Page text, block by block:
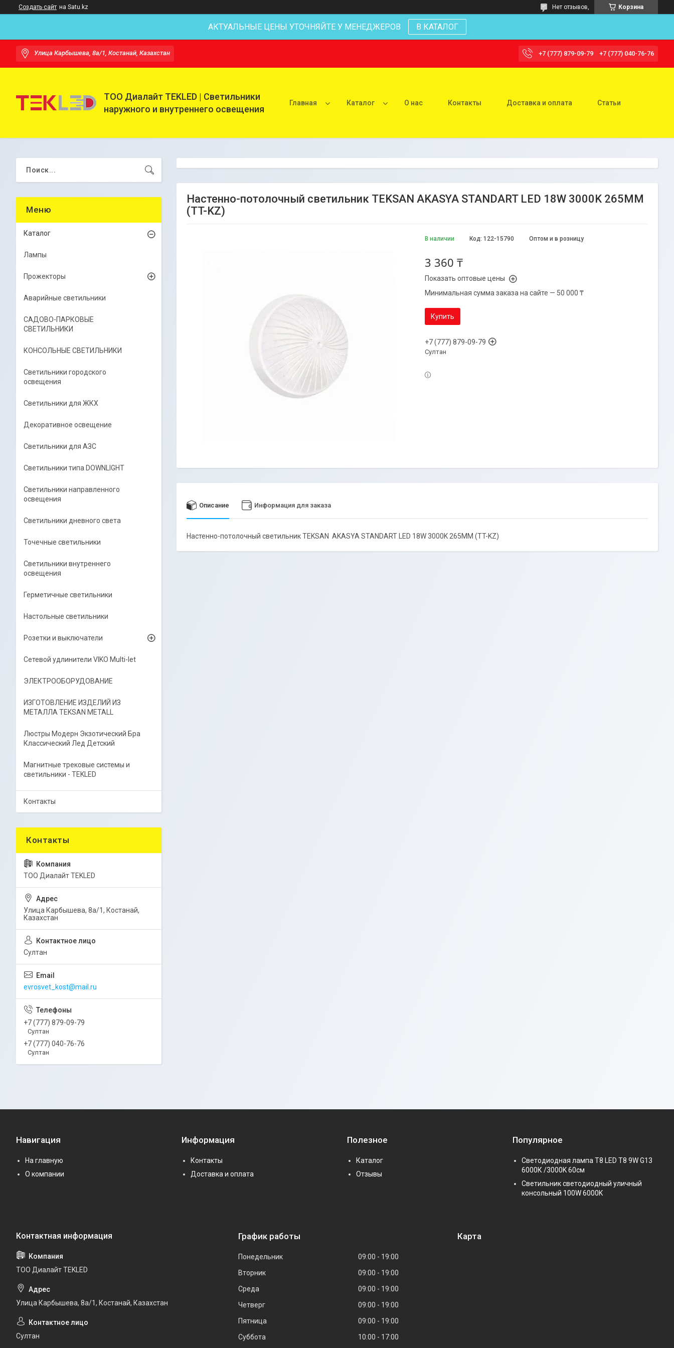
Создать сайт на Satu.kz Корзина
Нет отзывов,
АКТУАЛЬНЫЕ ЦЕНЫ УТОЧНЯЙТЕ У МЕНЕДЖЕРОВ В КАТАЛОГ
Улица Карбышева, 8а/1, Костанай, Казахстан +7 (777) 879-09-79 +7 (777) 040-76-76
ТОО Диалайт TEKLED | Светильники
наружного и внутреннего освещения
Главная Каталог О нас Контакты Доставка и оплата Статьи
Настенно-потолочный светильник TEKSAN AKASYA STANDART LED 18W 3000K 265MM
(TT-KZ)
В наличии Оптом и в розницу
Код: 122-15790
3 360 ₸
Показать оптовые цены
Минимальная сумма заказа на сайте — 50 000 ₸
Купить
+7 (777) 879-09-79
Султан
Описание Информация для заказа
Настенно-потолочный светильник TEKSAN AKASYA STANDART LED 18W 3000K 265MM (TT-KZ)
Каталог
Лампы
Прожекторы
Аварийные светильники
САДОВО-ПАРКОВЫЕ
СВЕТИЛЬНИКИ
КОНСОЛЬНЫЕ СВЕТИЛЬНИКИ
Светильники городского
освещения
Светильники для ЖКХ
Декоративное освещение
Светильники для АЗС
Светильники типа DOWNLIGHT
Светильники направленного
освещения
Светильники дневного света
Точечные светильники
Светильники внутреннего
освещения
Герметичные светильники
Настольные светильники
Розетки и выключатели
Сетевой удлинители VIKO Multi-let
ЭЛЕКТРООБОРУДОВАНИЕ
ИЗГОТОВЛЕНИЕ ИЗДЕЛИЙ ИЗ
МЕТАЛЛА TEKSAN METALL
Люстры Модерн Экзотический Бра
Классический Лед Детский
Магнитные трековые системы и
светильники - TEKLED
Контакты
ТОО Диалайт TEKLED
Улица Карбышева, 8а/1, Костанай,
Казахстан
Султан
evrosvet_kost@mail.ru
+7 (777) 879-09-79
Султан
+7 (777) 040-76-76
Султан
Навигация
На главную
О компании
Информация
Контакты
Доставка и оплата
Полезное
Каталог
Отзывы
Популярное
Светодиодная лампа Т8 LED T8 9W G13
6000К /3000K 60см
Светильник светодиодный уличный
консольный 100W 6000K
ТОО Диалайт TEKLED
Улица Карбышева, 8а/1, Костанай, Казахстан
Султан
График работы
Понедельник 09:00
19:00
Вторник
09:00
19:00
Среда
09:00
19:00
Четверг
09:00
19:00
Пятница
09:00
19:00
Суббота
10:00 17:00
Карта